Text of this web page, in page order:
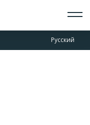
Русский